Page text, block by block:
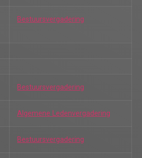
Bestuursvergadering
Bestuursvergadering
Algemene Ledenvergadering
Bestuursvergadering